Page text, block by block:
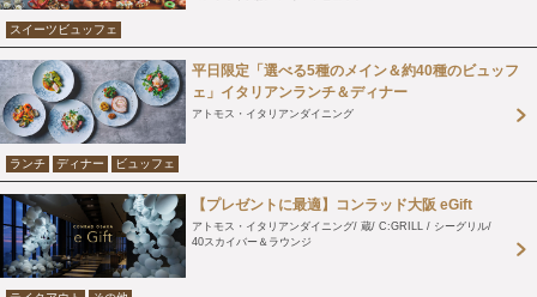
スイーツビュッフェ
平日限定「選べる5種のメイン＆約40種のビュッフ
ェ」イタリアンランチ＆ディナー
アトモス・イタリアンダイニング
ランチ ディナー ビュッフェ
【プレゼントに最適】コンラッド大阪 eGift
アトモス・イタリアンダイニング 蔵 C:GRILL / シーグリル
40スカイバー＆ラウンジ